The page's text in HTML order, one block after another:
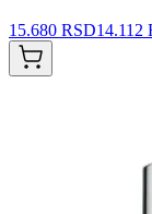
15.680 RSD14.112